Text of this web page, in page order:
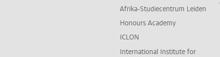
Afrika-Studiecentrum Leiden
Honours Academy
ICLON
International Institute for